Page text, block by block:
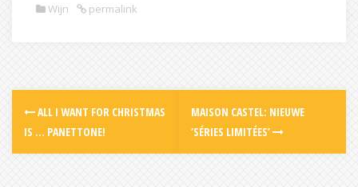
Wijn permalink
Post
navigation
ALL I WANT FOR CHRISTMAS
IS … PANETTONE!
MAISON CASTEL: NIEUWE
‘SÉRIES LIMITÉES’